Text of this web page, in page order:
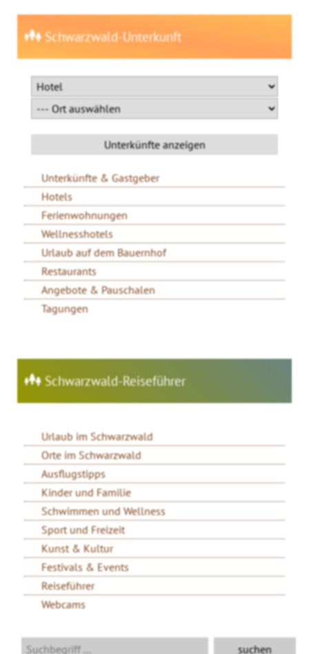
Schwarzwald-Unterkunft
Unterkünfte & Gastgeber
Hotels
Ferienwohnungen
Wellnesshotels
Urlaub auf dem Bauernhof
Restaurants
Angebote & Pauschalen
Tagungen
Schwarzwald-Reiseführer
Urlaub im Schwarzwald
Orte im Schwarzwald
Ausflugstipps
Kinder und Familie
Schwimmen und Wellness
Sport und Freizeit
Kunst & Kultur
Festivals & Events
Reiseführer
Webcams